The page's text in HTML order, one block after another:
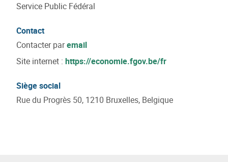
Service Public Fédéral
Contact
Contacter paremail
Site internet : https://economie.fgov.be/fr
Siège social
Rue du Progrès 50, 1210 Bruxelles, Belgique